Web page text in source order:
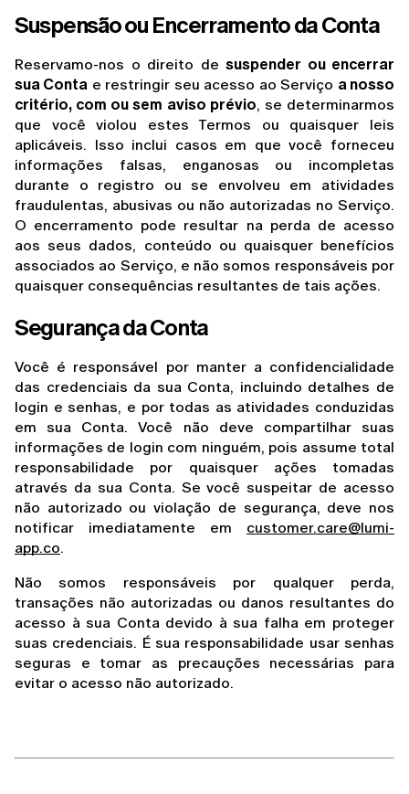
Suspensão ou Encerramento da Conta
Reservamo-nos o direito de suspender ou encerrar
sua Conta e restringir seu acesso ao Serviço a nosso
critério, com ou sem aviso prévio, se determinarmos
que você violou estes Termos ou quaisquer leis
aplicáveis. Isso inclui casos em que você forneceu
informações falsas, enganosas ou incompletas
durante o registro ou se envolveu em atividades
fraudulentas, abusivas ou não autorizadas no Serviço.
O encerramento pode resultar na perda de acesso
aos seus dados, conteúdo ou quaisquer benefícios
associados ao Serviço, e não somos responsáveis por
quaisquer consequências resultantes de tais ações.
Segurança da Conta
Você é responsável por manter a confidencialidade
das credenciais da sua Conta, incluindo detalhes de
login e senhas, e por todas as atividades conduzidas
em sua Conta. Você não deve compartilhar suas
informações de login com ninguém, pois assume total
responsabilidade por quaisquer ações tomadas
através da sua Conta. Se você suspeitar de acesso
não autorizado ou violação de segurança, deve nos
notificar imediatamente em customer.care@lumi-
app.co.
Não somos responsáveis por qualquer perda,
transações não autorizadas ou danos resultantes do
acesso à sua Conta devido à sua falha em proteger
suas credenciais. É sua responsabilidade usar senhas
seguras e tomar as precauções necessárias para
evitar o acesso não autorizado.